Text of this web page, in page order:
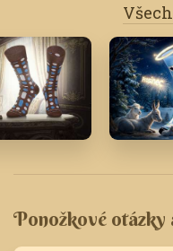
Ponožkové otázky